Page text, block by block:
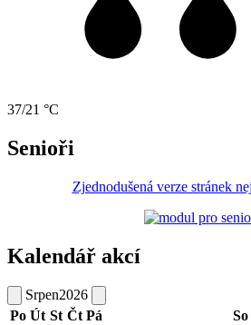
37/21 °C
Senioři
Zjednodušená verze stránek
Kalendář akcí
Srpen2026
Po Út St Čt Pá So